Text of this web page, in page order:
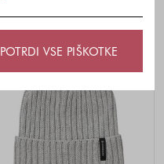
POTRDI VSE PIŠKOTKE